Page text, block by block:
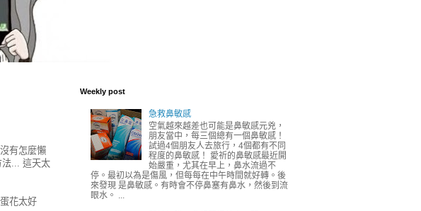
有怎麼懶
法... 這天太
花太好
Weekly post
急救鼻敏感
空氣越來越差也可能是鼻敏感元兇，
朋友當中，每三個總有一個鼻敏感！
試過4個朋友人去旅行，4個都有不同
程度的鼻敏感！ 愛祈的鼻敏感最近開
始嚴重，尤其在早上，鼻水流過不
停。最初以為是傷風，但每每在中午時間就好轉。後
來發現 是鼻敏感。有時會不停鼻塞有鼻水，然後到流
眼水。 ...